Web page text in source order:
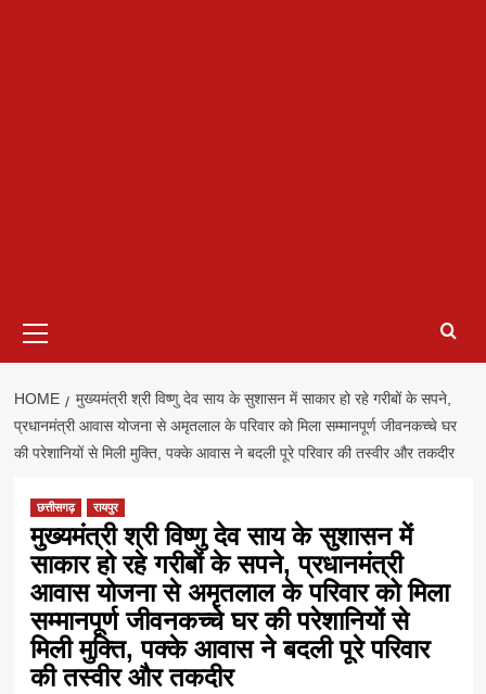
Menu
HOME
मुख्यमंत्री श्री विष्णु देव साय के सुशासन में साकार हो रहे गरीबों के सपने,
प्रधानमंत्री आवास योजना से अमृतलाल के परिवार को मिला सम्मानपूर्ण जीवनकच्चे घर
की परेशानियों से मिली मुक्ति, पक्के आवास ने बदली पूरे परिवार की तस्वीर और तकदीर
छत्तीसगढ़ रायपुर
मुख्यमंत्री श्री विष्णु देव साय के सुशासन में
साकार हो रहे गरीबों के सपने, प्रधानमंत्री
आवास योजना से अमृतलाल के परिवार को मिला
सम्मानपूर्ण जीवनकच्चे घर की परेशानियों से
मिली मुक्ति, पक्के आवास ने बदली पूरे परिवार
की तस्वीर और तकदीर